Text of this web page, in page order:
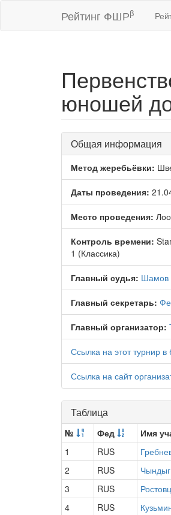
Рейтинг ФШРβ
юношей
Общая информация
Метод жеребьёвки:
Даты проведения:
Место проведения:
Контроль времени:
1 (Классика)
Главный судья: Шамов
Главный секретарь:
Главный организатор:
Ссылка на этот турнир
Ссылка на сайт
Таблица
№ Фед Имя
1
RUS
2
RUS
3
RUS
4
RUS